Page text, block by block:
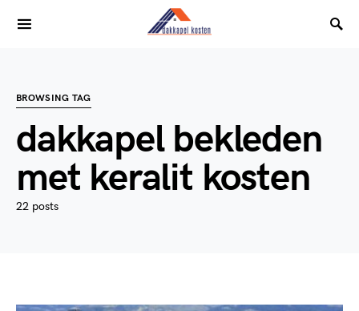
BROWSING TAG
dakkapel bekleden
met keralit kosten
22 posts